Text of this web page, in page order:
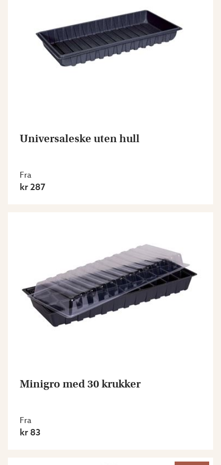
Universaleske uten hull
Fra
kr 287
Minigro med 30 krukker
Fra
kr 83